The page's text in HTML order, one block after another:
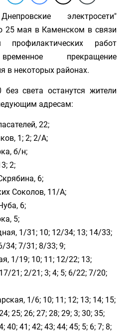
электросети"
25 мая в Каменском в связи
работ
прекращение
в некоторых районах.
без света останутся жители
адресам:
22;
1; 2; 2/А;
б/н;
2;
6;
Соколов, 11/А;
6;
5;
1/31; 10; 12/34; 13; 14/33;
34; 7/31; 8/33; 9;
1/19; 10; 11; 12/22; 13;
21; 2/21; 3; 4; 5; 6/22; 7/20;
1/6; 10; 11; 12; 13; 14; 15;
25; 26; 27; 28; 29; 3; 30; 35;
40; 41; 42; 43; 44; 45; 5; 6; 7; 8;